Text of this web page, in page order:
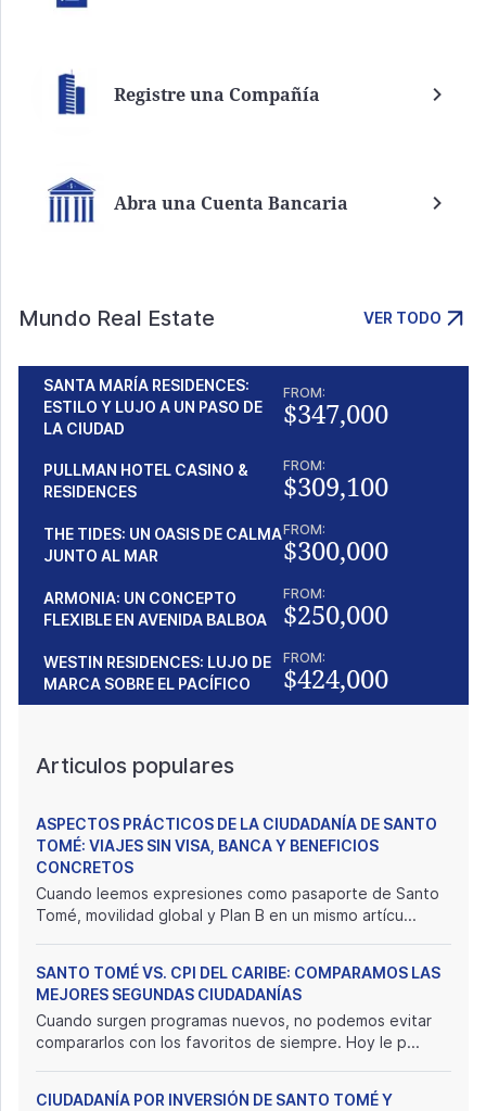
Registre una Compañía
Abra una Cuenta Bancaria
Mundo Real Estate VER TODO
SANTA MARÍA RESIDENCES:
ESTILO Y LUJO A UN PASO DE
LA CIUDAD
FROM:
$347,000
PULLMAN HOTEL CASINO &
RESIDENCES
FROM:
$309,100
THE TIDES: UN OASIS DE CALMA
JUNTO AL MAR
FROM:
$300,000
ARMONIA: UN CONCEPTO
FLEXIBLE EN AVENIDA BALBOA
FROM:
$250,000
WESTIN RESIDENCES: LUJO DE
MARCA SOBRE EL PACÍFICO
FROM:
$424,000
Articulos populares
ASPECTOS PRÁCTICOS DE LA CIUDADANÍA DE SANTO
TOMÉ: VIAJES SIN VISA, BANCA Y BENEFICIOS
CONCRETOS
Cuando leemos expresiones como pasaporte de Santo
Tomé, movilidad global y Plan B en un mismo artícu...
SANTO TOMÉ VS. CPI DEL CARIBE: COMPARAMOS LAS
MEJORES SEGUNDAS CIUDADANÍAS
Cuando surgen programas nuevos, no podemos evitar
compararlos con los favoritos de siempre. Hoy le p...
CIUDADANÍA POR INVERSIÓN DE SANTO TOMÉ Y